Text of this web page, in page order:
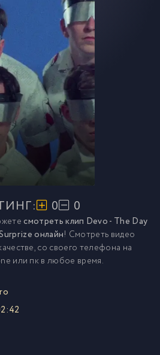
0 0
смотреть клип Devo - The Day
онлайн! Смотреть видео
со своего телефона на
или пк в любое время.